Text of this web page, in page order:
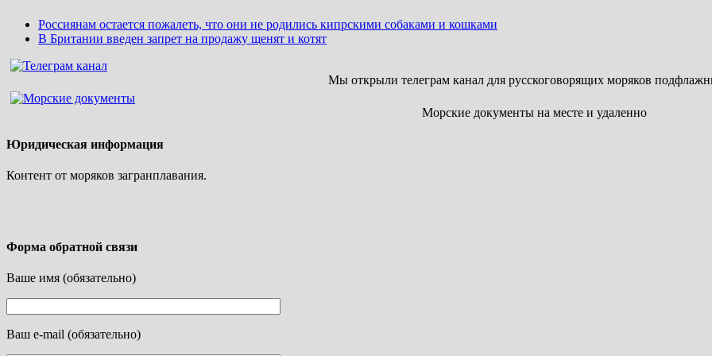
Россиянам остается пожалеть, что они не родились кипрскими собаками и кошками
В Британии введен запрет на продажу щенят и котят
Мы открыли телеграм канал для русскоговорящих моряков
Морские документы на месте и удаленно
Юридическая информация
Контент от моряков загранплавания.
Форма обратной связи
Ваше имя (обязательно)
Ваш e-mail (обязательно)